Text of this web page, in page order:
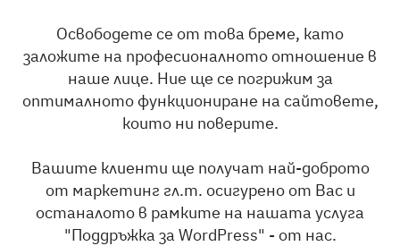
Освободете се от това бреме, като
заложите на професионалното отношение в
наше лице. Ние ще се погрижим за
оптималното функциониране на сайтовете,
които ни поверите.
Вашите клиенти ще получат най-доброто
от маркетинг гл.т. осигурено от Вас и
останалото в рамките на нашата услуга
"Поддръжка за WordPress" - от нас.